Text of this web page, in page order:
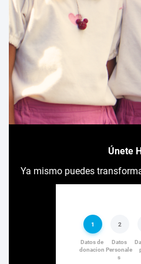
Únete
Ya mismo puedes